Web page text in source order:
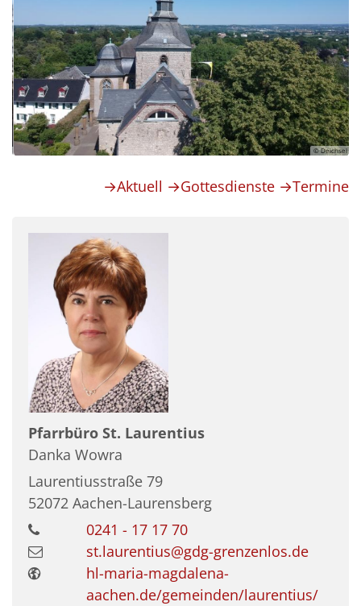
© Deichsel © P.
→Aktuell →Gottesdienste →Termine
Pfarrbüro St. Laurentius
Danka Wowra
Laurentiusstraße 79
52072 Aachen-Laurensberg
0241 - 17 17 70
st.laurentius@gdg-grenzenlos.de
hl-maria-magdalena-
aachen.de/gemeinden/laurentius/